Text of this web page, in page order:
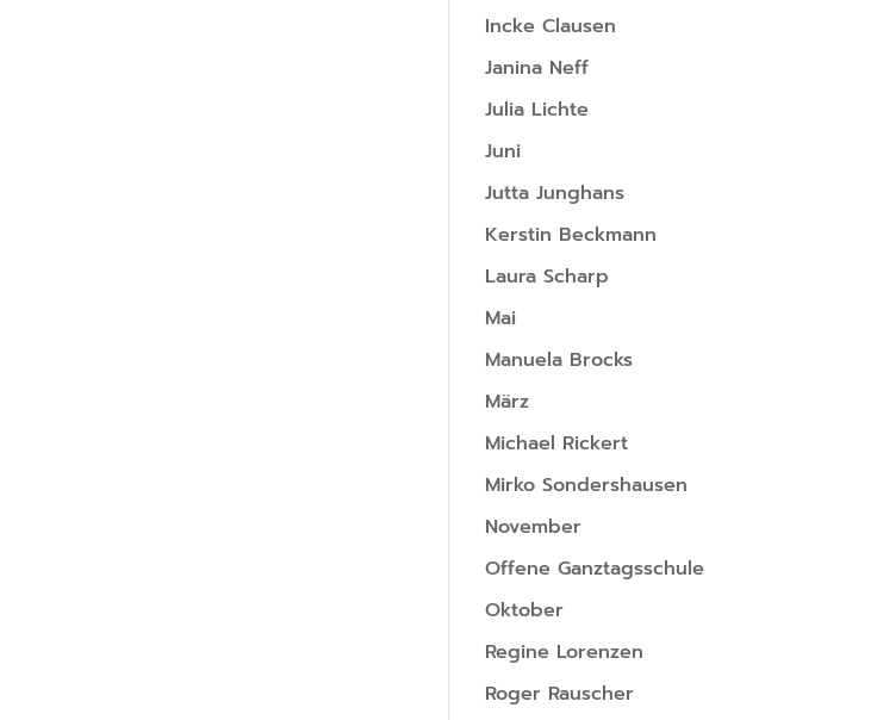
Incke Clausen
Janina Neff
Julia Lichte
Juni
Jutta Junghans
Kerstin Beckmann
Laura Scharp
Mai
Manuela Brocks
März
Michael Rickert
Mirko Sondershausen
November
Offene Ganztagsschule
Oktober
Regine Lorenzen
Roger Rauscher